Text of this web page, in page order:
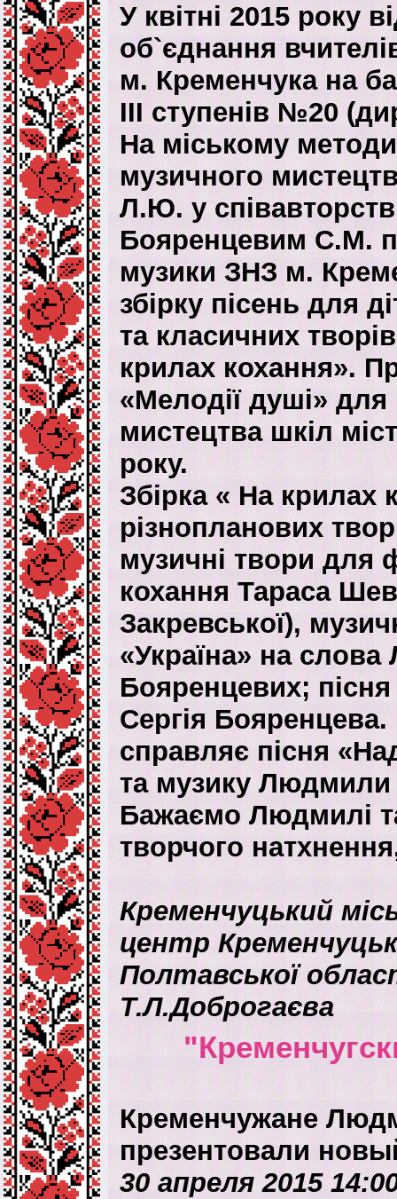
У квітні 2015 року
об`єднання
м. Кременчука на
ІІІ ступенів №20
На міському
музичного
Л.Ю. у
Бояренцевим С.М.
музики ЗНЗ м.
збірку пісень для
та класичних
крилах кохання».
«Мелодії душі»
мистецтва шкіл
року.
Збірка « На крилах
різнопланових
музичні твори для
кохання Тараса
Закревської),
«Україна» на
Бояренцевих;
Сергія
справляє пісня
та музику Людмили
Бажаємо Людмилі
творчого
Кременчуцький
центр
Полтавської
Т.Л.Доброгаєва
Кременчужане
презентовали
30 апреля 2015